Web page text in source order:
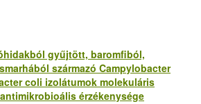
gyűjtött, baromfiból,
származó Campylobacter
coli izolátumok molekuláris
érzékenysége